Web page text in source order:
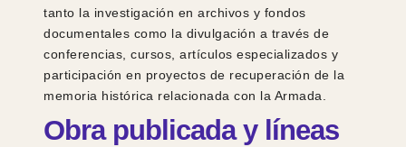
tanto la investigación en archivos y fondos
documentales como la divulgación a través de
conferencias, cursos, artículos especializados y
participación en proyectos de recuperación de la
memoria histórica relacionada con la Armada.
Obra publicada y líneas